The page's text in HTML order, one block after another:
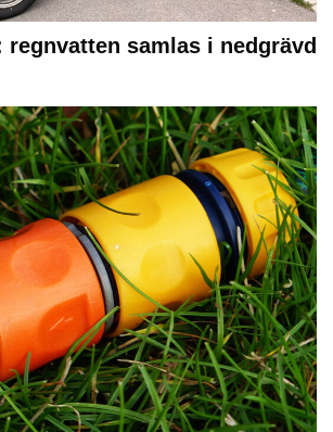
regnvatten samlas i nedgrävd